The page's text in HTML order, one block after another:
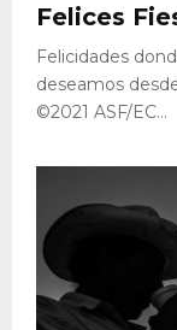
Felices
Felicidades
deseamos
©2021 ASF/EC...